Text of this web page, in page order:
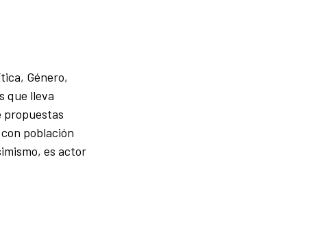
Género,
que lleva
propuestas
población
es actor